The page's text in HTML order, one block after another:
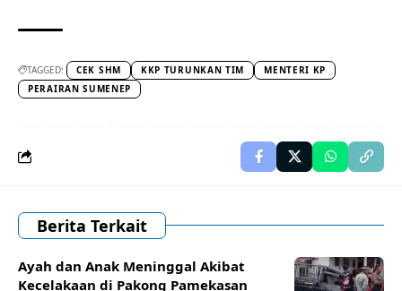
TAGGED: CEK SHM KKP TURUNKAN TIM
MENTERI KP
PERAIRAN SUMENEP
Berita Terkait
Ayah dan Anak Meninggal Akibat
Kecelakaan di Pakong Pamekasan